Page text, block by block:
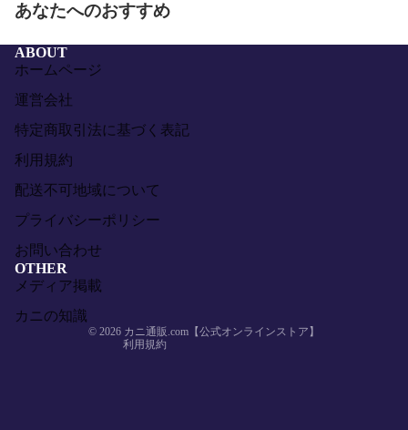
あなたへのおすすめ
ABOUT
ホームページ
運営会社
特定商取引法に基づく表記
利用規約
配送不可地域について
プライバシーポリシー
お問い合わせ
OTHER
メディア掲載
カニの知識
© 2026 カニ通販.com【公式オンラインストア】
利用規約
返金ポリシー
利用規約
配送ポリシー
特定商取引法に基づく表記